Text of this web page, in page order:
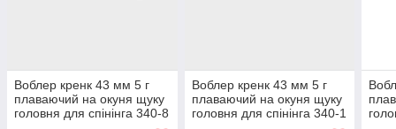
Воблер кренк 43 мм 5 г
плаваючий на окуня щуку
головня для спінінга 340-8
Воблер кренк 43 мм 5 г
плаваючий на окуня щуку
головня для спінінга 340-1